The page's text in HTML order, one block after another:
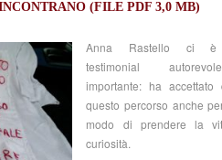
(FILE PDF 3,0 MB)
Anna Rastello ci è
testimonial
importante: ha accettato
questo percorso anche
modo di prendere la
curiosità.